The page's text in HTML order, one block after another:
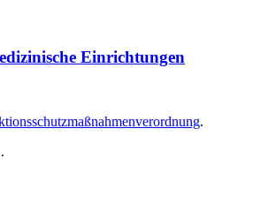
Einrichtungen
.